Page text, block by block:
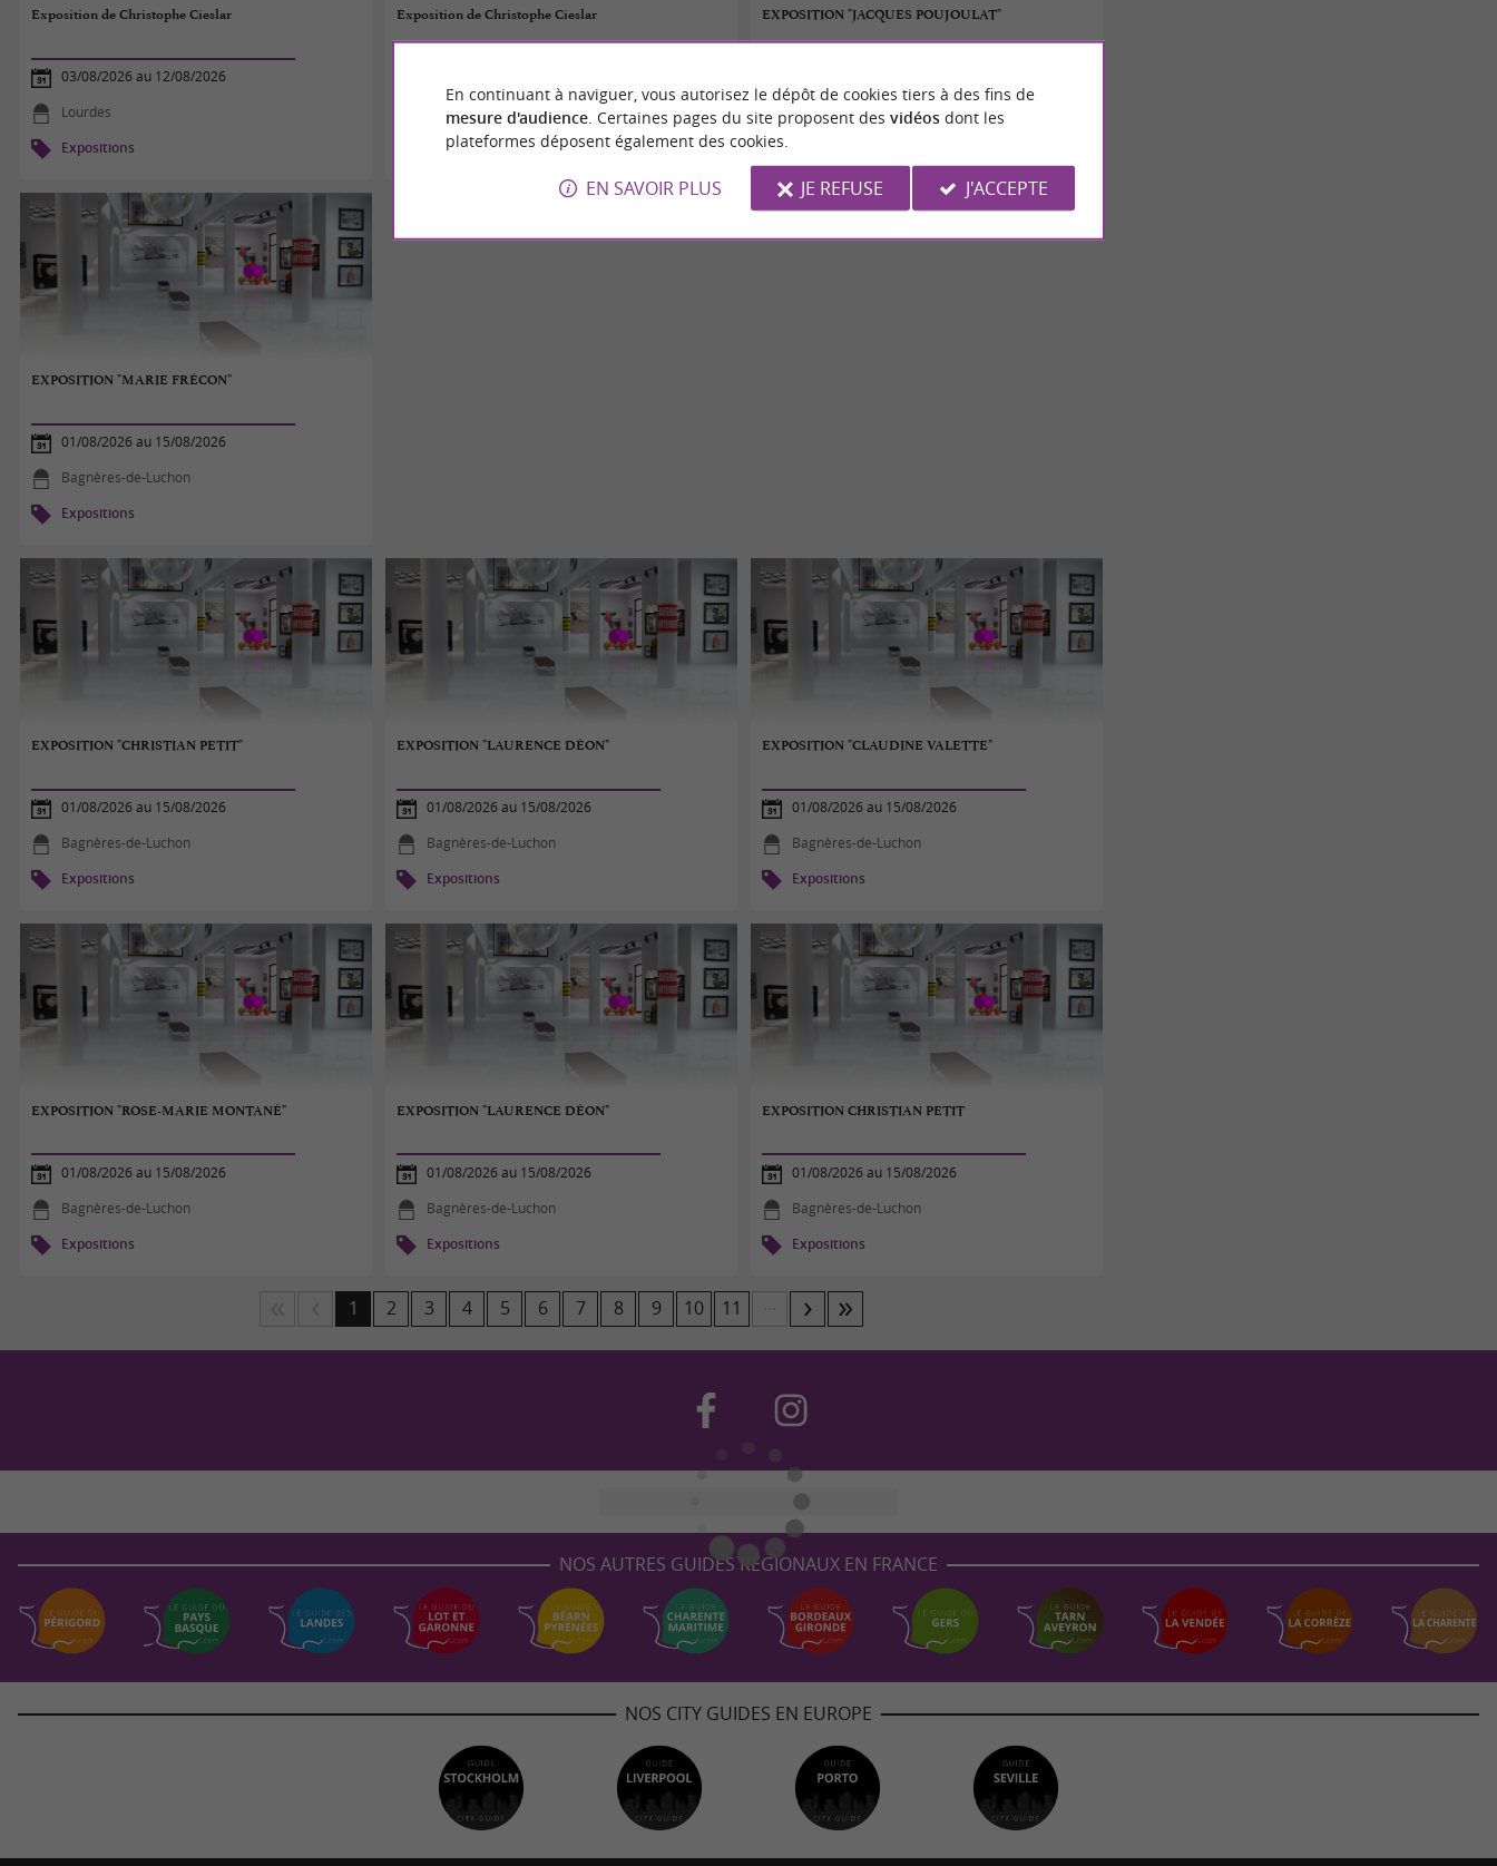
Exposition de Christophe Cieslar
03/08/2026 au 12/08/2026
Lourdes
Expositions
Exposition de Christophe Cieslar
Lourdes
Expositions
EXPOSITION "JACQUES POUJOULAT"
Bagnères-de-Luchon
EXPOSITION "MARIE FRÉCON"
01/08/2026 au 15/08/2026
Bagnères-de-Luchon
Expositions
EXPOSITION "CHRISTIAN PETIT"
01/08/2026 au 15/08/2026
Bagnères-de-Luchon
Expositions
EXPOSITION "LAURENCE DÉON"
01/08/2026 au 15/08/2026
Bagnères-de-Luchon
Expositions
EXPOSITION "CLAUDINE VALETTE"
01/08/2026 au 15/08/2026
Bagnères-de-Luchon
Expositions
EXPOSITION "ROSE-MARIE MONTANÉ"
01/08/2026 au 15/08/2026
Bagnères-de-Luchon
Expositions
EXPOSITION "LAURENCE DÉON"
01/08/2026 au 15/08/2026
Bagnères-de-Luchon
Expositions
EXPOSITION CHRISTIAN PETIT
01/08/2026 au 15/08/2026
Bagnères-de-Luchon
Expositions
1 2 3 4 5 6 7 8 9 10 11
NOS AUTRES GUIDES RÉGIONAUX EN FRANCE
NOS CITY GUIDES EN EUROPE
En continuant à naviguer, vous autorisez le dépôt de cookies tiers à des fins de
mesure d'audience. Certaines pages du site proposent des vidéosdont les
plateformes déposent également des cookies.
EN SAVOIR PLUS JE REFUSE J'ACCEPTE